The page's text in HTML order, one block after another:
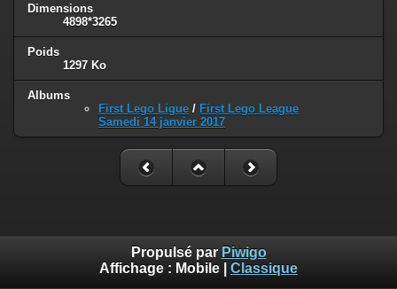
Dimensions
4898*3265
Poids
1297 Ko
Albums
First Lego Ligue / First Lego League
Samedi 14 janvier 2017
Propulsé par Piwigo
Affichage : Mobile Classique